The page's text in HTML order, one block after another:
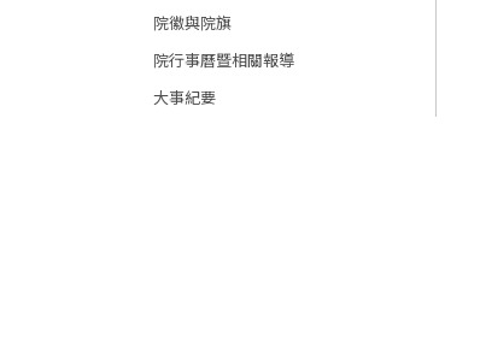
院徽與院旗
院行事曆暨相關報導
大事紀要